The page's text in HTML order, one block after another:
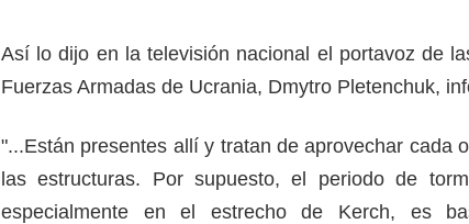
Así lo dijo en la televisión nacional el portavoz de
Fuerzas Armadas de Ucrania, Dmytro Pletenchuk,
"...Están presentes allí y tratan de aprovechar cada
las estructuras. Por supuesto, el periodo de
especialmente en el estrecho de Kerch, es